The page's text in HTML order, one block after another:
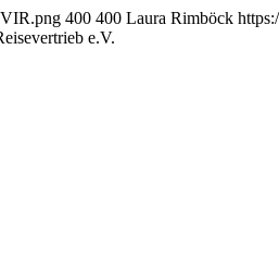
VIR.png 400 400 Laura Rimböck
e.V.